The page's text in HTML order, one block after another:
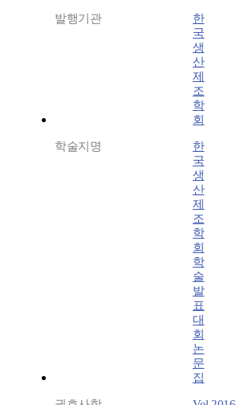
발행기관
한
국
생
산
제
조
학
회
학술지명
한
국
생
산
제
조
학
회
학
술
발
표
대
회
논
문
집